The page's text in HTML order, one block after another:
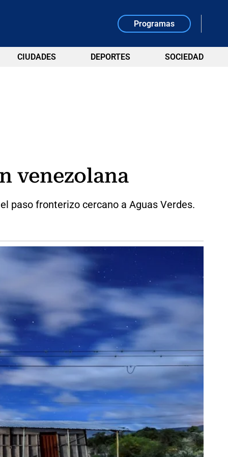
Programas
CIUDADES DEPORTES SOCIEDAD
venezolana
paso fronterizo cercano a Aguas Verdes.